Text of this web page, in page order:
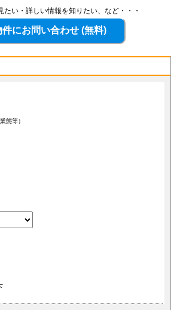
たい・詳しい情報を知りたい、など・・・
態等）